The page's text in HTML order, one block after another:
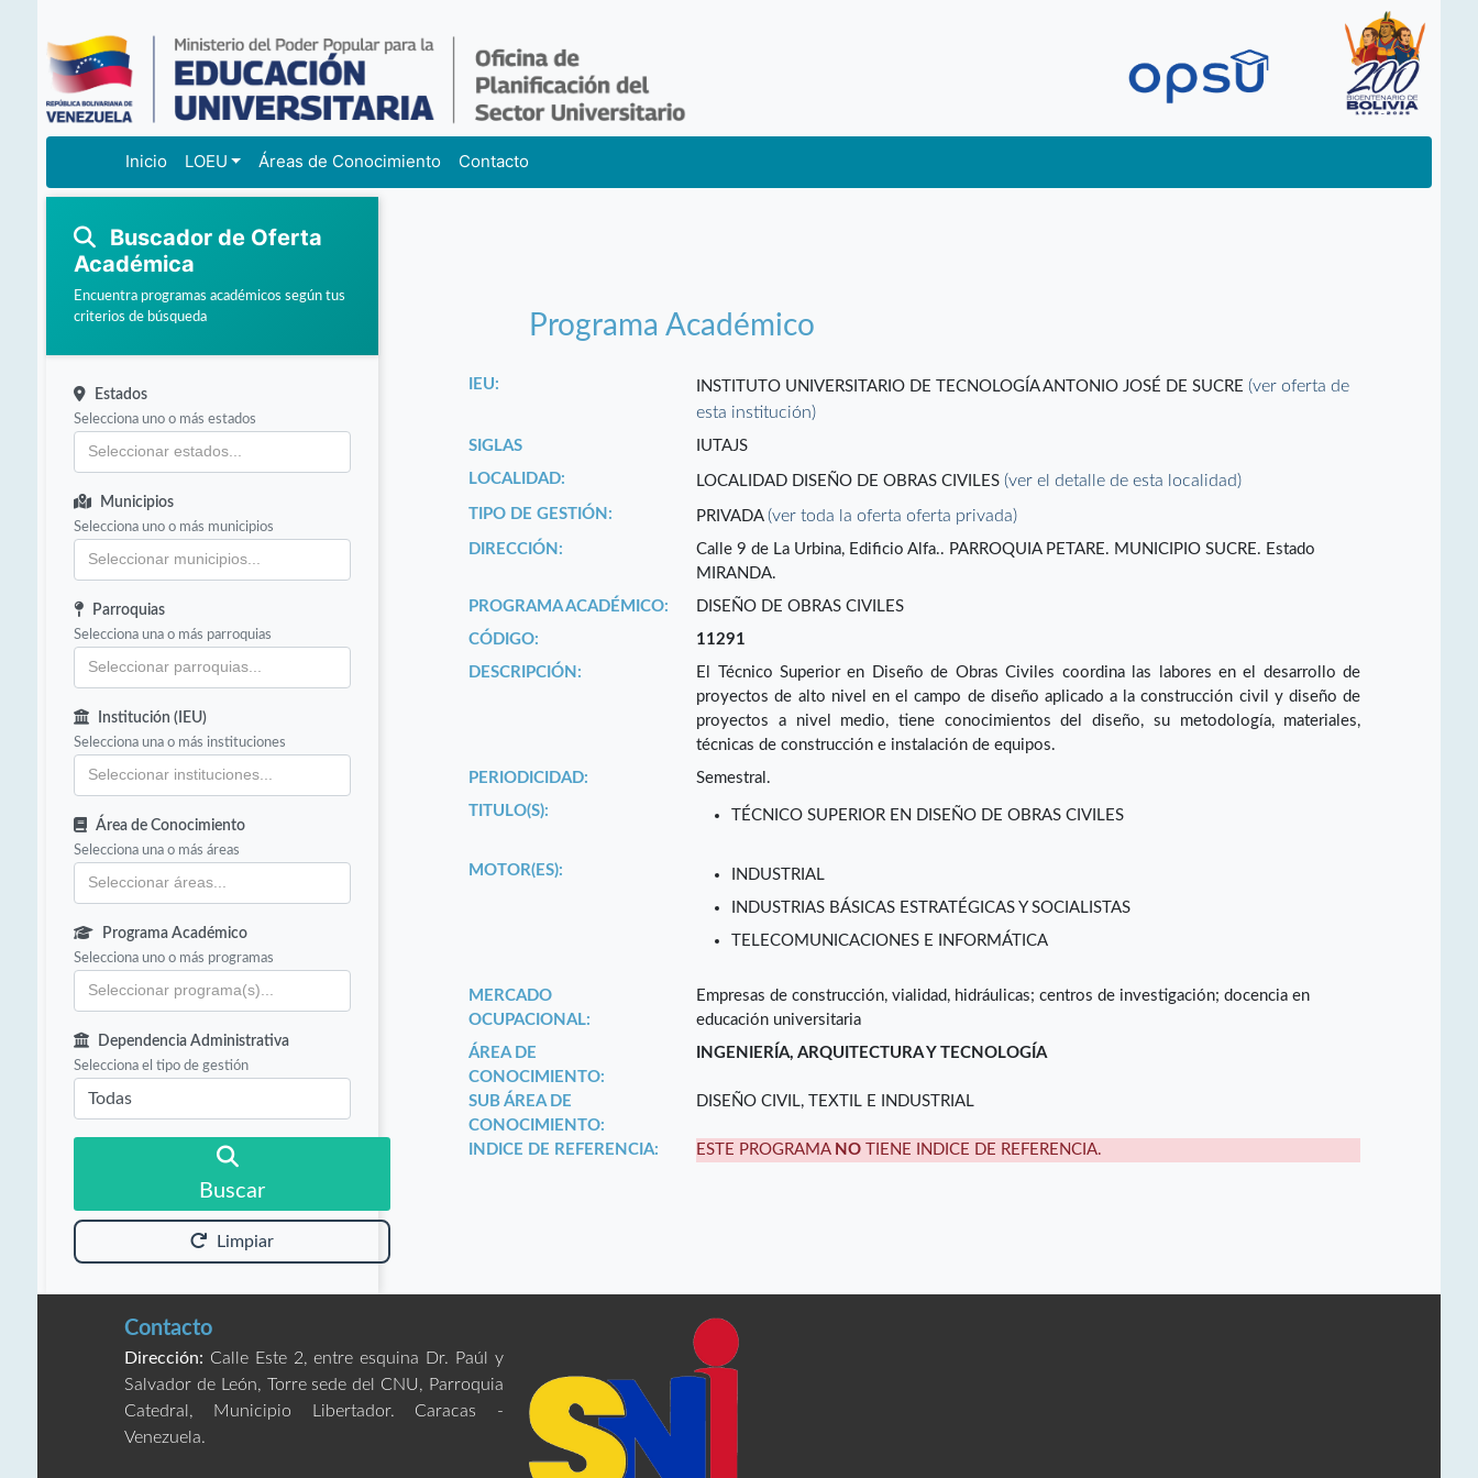
Inicio LOEU Áreas de Conocimiento Contacto
Buscador de Oferta
Académica
Encuentra programas académicos según tus
criterios de búsqueda
Estados
Selecciona uno o más estados
Municipios
Selecciona uno o más municipios
Parroquias
Selecciona una o más parroquias
Institución (IEU)
Selecciona una o más instituciones
Área de Conocimiento
Selecciona una o más áreas
Programa Académico
Selecciona uno o más programas
Dependencia Administrativa
Selecciona el tipo de gestión
Buscar
Limpiar
Programa Académico
IEU: INSTITUTO UNIVERSITARIO DE TECNOLOGÍA ANTONIO JOSÉ DE SUCRE(ver oferta de
esta institución)
SIGLAS
IUTAJS
LOCALIDAD:
LOCALIDAD DISEÑO DE OBRAS CIVILES(ver el detalle de esta localidad)
TIPO DE GESTIÓN: PRIVADA(ver toda la oferta oferta privada)
DIRECCIÓN:
Calle 9 de La Urbina, Edificio Alfa.. PARROQUIA PETARE. MUNICIPIO SUCRE. Estado
MIRANDA.
PROGRAMA ACADÉMICO:
DISEÑO DE OBRAS CIVILES
CÓDIGO:
11291
DESCRIPCIÓN:
El Técnico Superior en Diseño de Obras Civiles coordina las labores en el desarrollo de
proyectos de alto nivel en el campo de diseño aplicado a la construcción civil y diseño de
proyectos a nivel medio, tiene conocimientos del diseño, su metodología, materiales,
técnicas de construcción e instalación de equipos.
PERIODICIDAD:
Semestral.
TITULO(S):
TÉCNICO SUPERIOR EN DISEÑO DE OBRAS CIVILES
MOTOR(ES):
INDUSTRIAL
INDUSTRIAS BÁSICAS ESTRATÉGICAS Y SOCIALISTAS
TELECOMUNICACIONES E INFORMÁTICA
MERCADO
OCUPACIONAL:
Empresas de construcción, vialidad, hidráulicas; centros de investigación; docencia en
educación universitaria
ÁREA DE
CONOCIMIENTO:
INGENIERÍA, ARQUITECTURA Y TECNOLOGÍA
SUB ÁREA DE
CONOCIMIENTO:
DISEÑO CIVIL, TEXTIL E INDUSTRIAL
INDICE DE REFERENCIA: ESTE PROGRAMA NO TIENE INDICE DE REFERENCIA.
Contacto
Dirección: Calle Este 2, entre esquina Dr. Paúl y
Salvador de León, Torre sede del CNU, Parroquia
Catedral, Municipio Libertador. Caracas -
Venezuela.